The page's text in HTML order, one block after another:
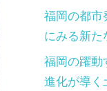
福岡の都市
にみる新
福岡の躍
進化が導く